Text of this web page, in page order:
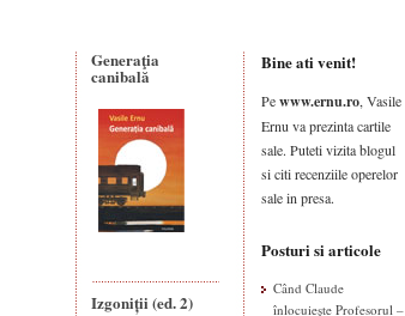
Generaţia
canibală
Izgoniții (ed. 2)
Bine ati venit!
Pewww.ernu.ro, Vasile
Ernu va prezinta cartile
sale. Puteti vizita blogul
si citi recenziile operelor
sale in presa.
Posturi si articole
Când Claude
înlocuiește Profesorul –